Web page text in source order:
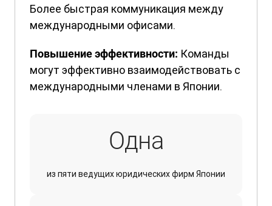
Более быстрая коммуникация между
международными офисами.
Повышение эффективности: Команды
могут эффективно взаимодействовать с
международными членами в Японии.
Одна
из пяти ведущих юридических фирм Японии